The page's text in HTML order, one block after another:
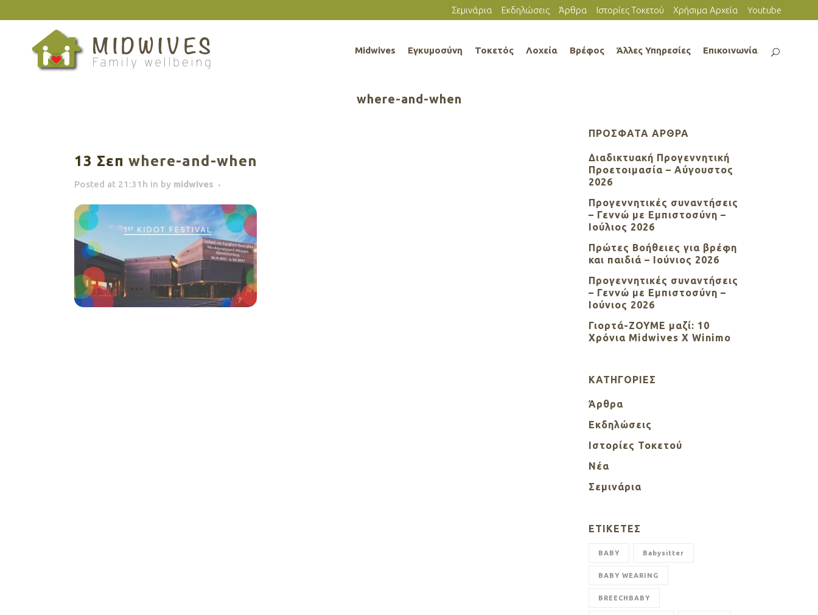
Σεμινάρια Εκδηλώσεις Άρθρα Ιστορίες Τοκετού Χρήσιμα Αρχεία Youtube
Midwives Εγκυμοσύνη Τοκετός Λοχεία Βρέφος Άλλες Υπηρεσίες Επικοινωνία
where-and-when
13 Σεπ where-and-when
Posted at 21:31h in by midwives
ΠΡΌΣΦΑΤΑ ΆΡΘΡΑ
Διαδικτυακή Προγεννητική
Προετοιμασία – Αύγουστος
2026
Προγεννητικές συναντήσεις
– Γεννώ με Εμπιστοσύνη –
Ιούλιος 2026
Πρώτες Βοήθειες για βρέφη
και παιδιά – Ιούνιος 2026
Προγεννητικές συναντήσεις
– Γεννώ με Εμπιστοσύνη –
Ιούνιος 2026
Γιορτά-ΖΟΥΜΕ μαζί: 10
Χρόνια Midwives X Winimo
KΑΤΗΓΟΡΊΕΣ
Άρθρα
Εκδηλώσεις
Ιστορίες Τοκετού
Νέα
Σεμινάρια
ΕΤΙΚΈΤΕΣ
BABY Babysitter
BABY WEARING
BREECHBABY